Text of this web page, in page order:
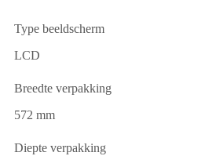
Type beeldscherm
LCD
Breedte verpakking
572 mm
Diepte verpakking